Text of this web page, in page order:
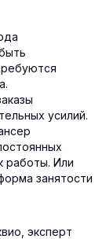
усилий.
работы. Или
занятости
эксперт